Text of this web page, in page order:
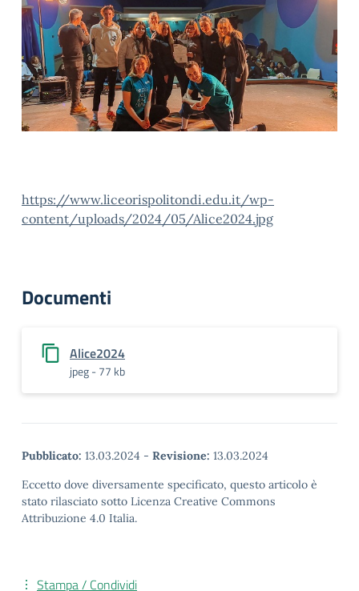
https://www.liceorispolitondi.edu.it/wp-
content/uploads/2024/05/Alice2024.jpg
Documenti
Alice2024
jpeg - 77 kb
Pubblicato: 13.03.2024 - Revisione: 13.03.2024
Eccetto dove diversamente specificato, questo articolo è
stato rilasciato sotto Licenza Creative Commons
Attribuzione 4.0 Italia.
Stampa / Condividi